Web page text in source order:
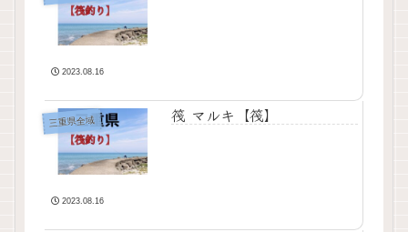
2023.08.16
三重県全域 筏 マルキ【筏】
2023.08.16